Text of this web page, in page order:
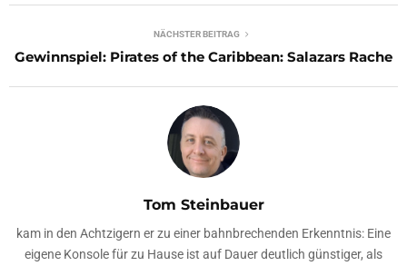
NÄCHSTER BEITRAG
Gewinnspiel: Pirates of the Caribbean: Salazars Rache
Tom Steinbauer
kam in den Achtzigern er zu einer bahnbrechenden Erkenntnis: Eine
eigene Konsole für zu Hause ist auf Dauer deutlich günstiger, als